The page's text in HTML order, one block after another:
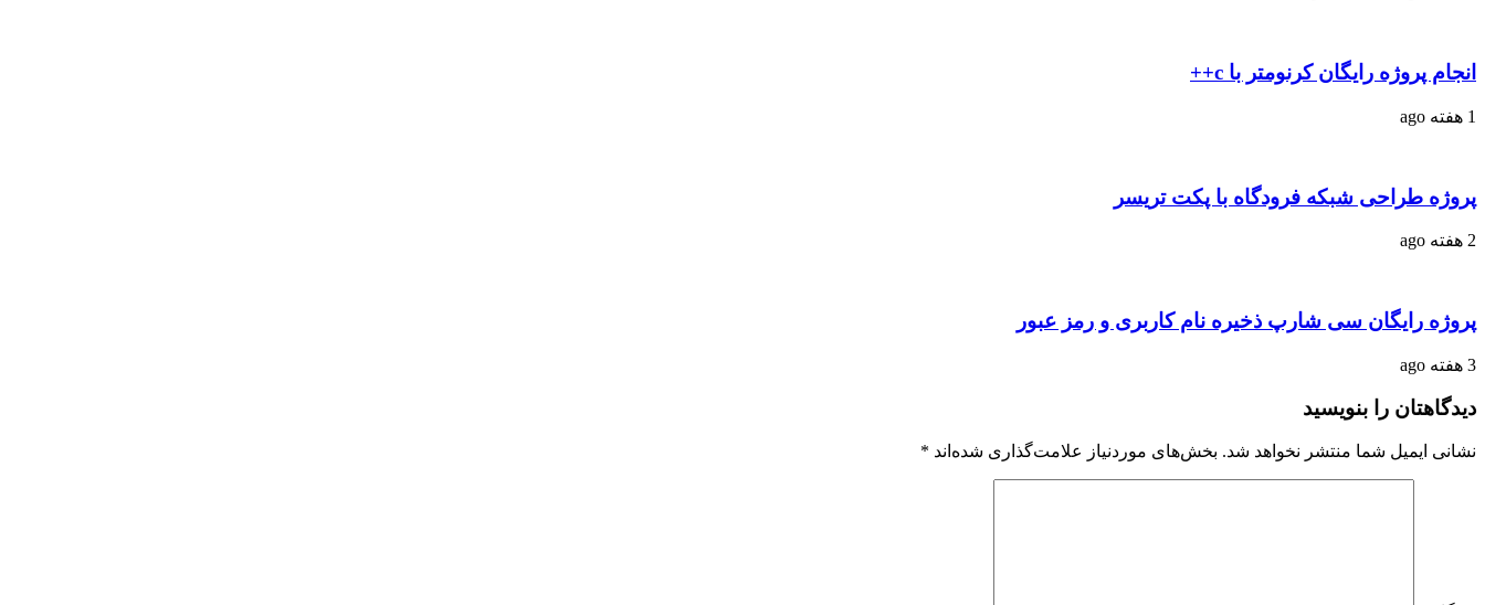
انجام پروژه رایگان کرنومتر با c++
1 هفته ago
پروژه طراحی شبکه فرودگاه با پکت تریسر
2 هفته ago
پروژه رایگان سی شارپ ذخیره نام کاربری و رمز عبور
3 هفته ago
دیدگاهتان را بنویسید
نشانی ایمیل شما منتشر نخواهد شد. بخش‌های موردنیاز علامت‌گذاری شده‌اند *